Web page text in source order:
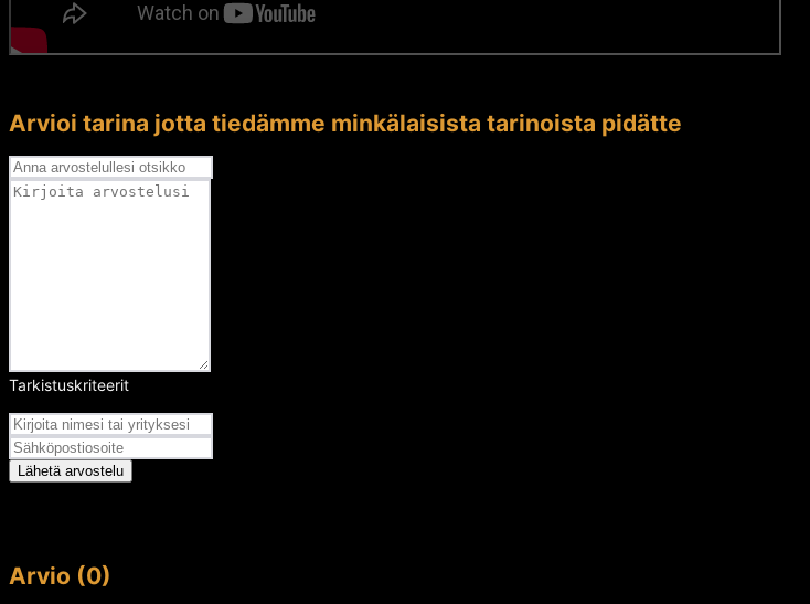
Arvioi tarina jotta tiedämme minkälaisista tarinoista pidätte
Tarkistuskriteerit
Lähetä arvostelu
Arvio (0)